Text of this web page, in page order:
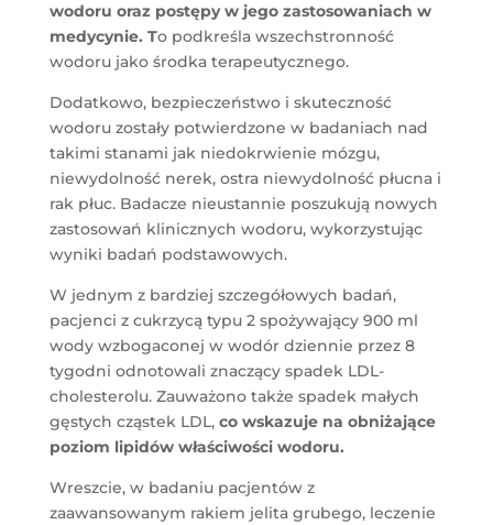
wodoru oraz postępy w jego zastosowaniach w
medycynie. To podkreśla wszechstronność
wodoru jako środka terapeutycznego.
Dodatkowo, bezpieczeństwo i skuteczność
wodoru zostały potwierdzone w badaniach nad
takimi stanami jak niedokrwienie mózgu,
niewydolność nerek, ostra niewydolność płucna i
rak płuc. Badacze nieustannie poszukują nowych
zastosowań klinicznych wodoru, wykorzystując
wyniki badań podstawowych.
W jednym z bardziej szczegółowych badań,
pacjenci z cukrzycą typu 2 spożywający 900 ml
wody wzbogaconej w wodór dziennie przez 8
tygodni odnotowali znaczący spadek LDL-
cholesterolu. Zauważono także spadek małych
gęstych cząstek LDL,co wskazuje na obniżające
poziom lipidów właściwości wodoru.
Wreszcie, w badaniu pacjentów z
zaawansowanym rakiem jelita grubego, leczenie